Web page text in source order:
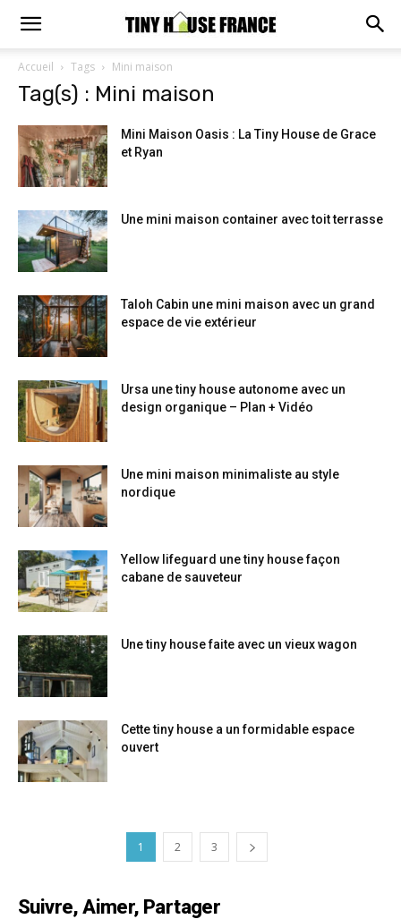
Accueil Tags Mini maison
Tag(s) : Mini maison
Mini Maison Oasis : La Tiny House de Grace
et Ryan
Une mini maison container avec toit terrasse
Taloh Cabin une mini maison avec un grand
espace de vie extérieur
Ursa une tiny house autonome avec un
design organique – Plan + Vidéo
Une mini maison minimaliste au style
nordique
Yellow lifeguard une tiny house façon
cabane de sauveteur
Une tiny house faite avec un vieux wagon
Cette tiny house a un formidable espace
ouvert
1 2 3
Suivre, Aimer, Partager